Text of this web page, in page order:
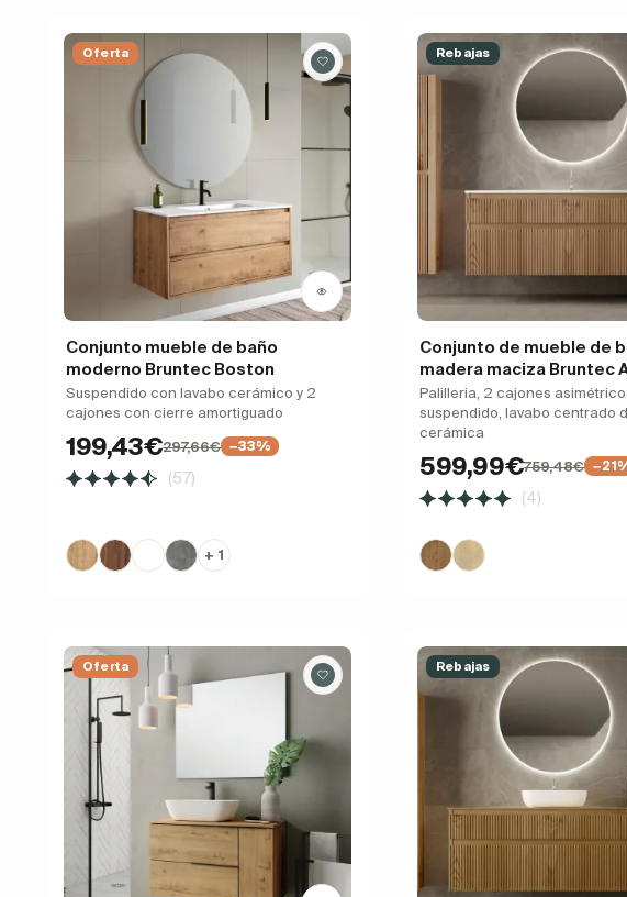
Oferta
Conjunto mueble de baño
moderno Bruntec Boston
Suspendido con lavabo cerámico y 2
cajones con cierre amortiguado
199,43€297,66€ −33%
(57)
+ 1
Rebajas
Conjunto de mueble de
madera maciza Bruntec
Palilleria, 2 cajones
suspendido, lavabo centrado
cerámica
599,99€759,48€
(4)
Oferta Rebajas